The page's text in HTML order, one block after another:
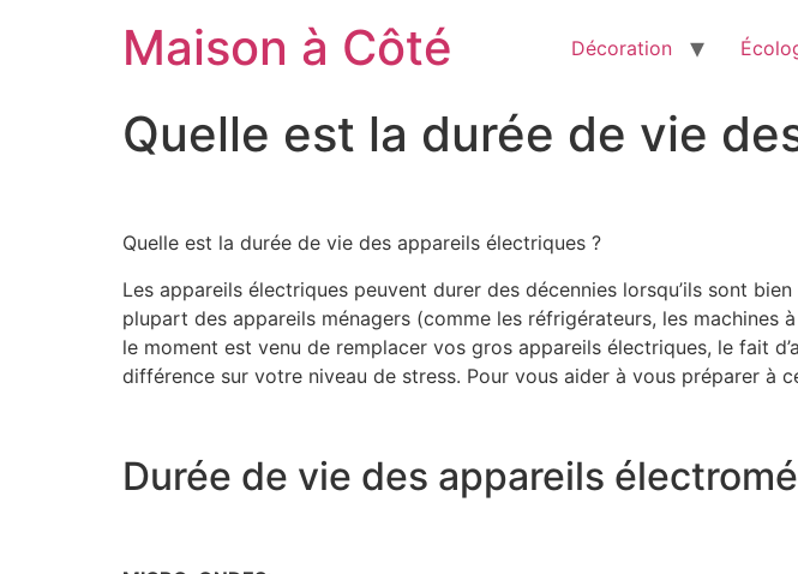
Maison à Côté Décoration
Quelle est la durée de vie
Quelle est la durée de vie des appareils électriques ?
Les appareils électriques peuvent durer des décennies lorsqu’ils sont
plupart des appareils ménagers (comme les réfrigérateurs, les
le moment est venu de remplacer vos gros appareils électriques, le fait
différence sur votre niveau de stress. Pour vous aider à vous préparer à
Durée de vie des appareils